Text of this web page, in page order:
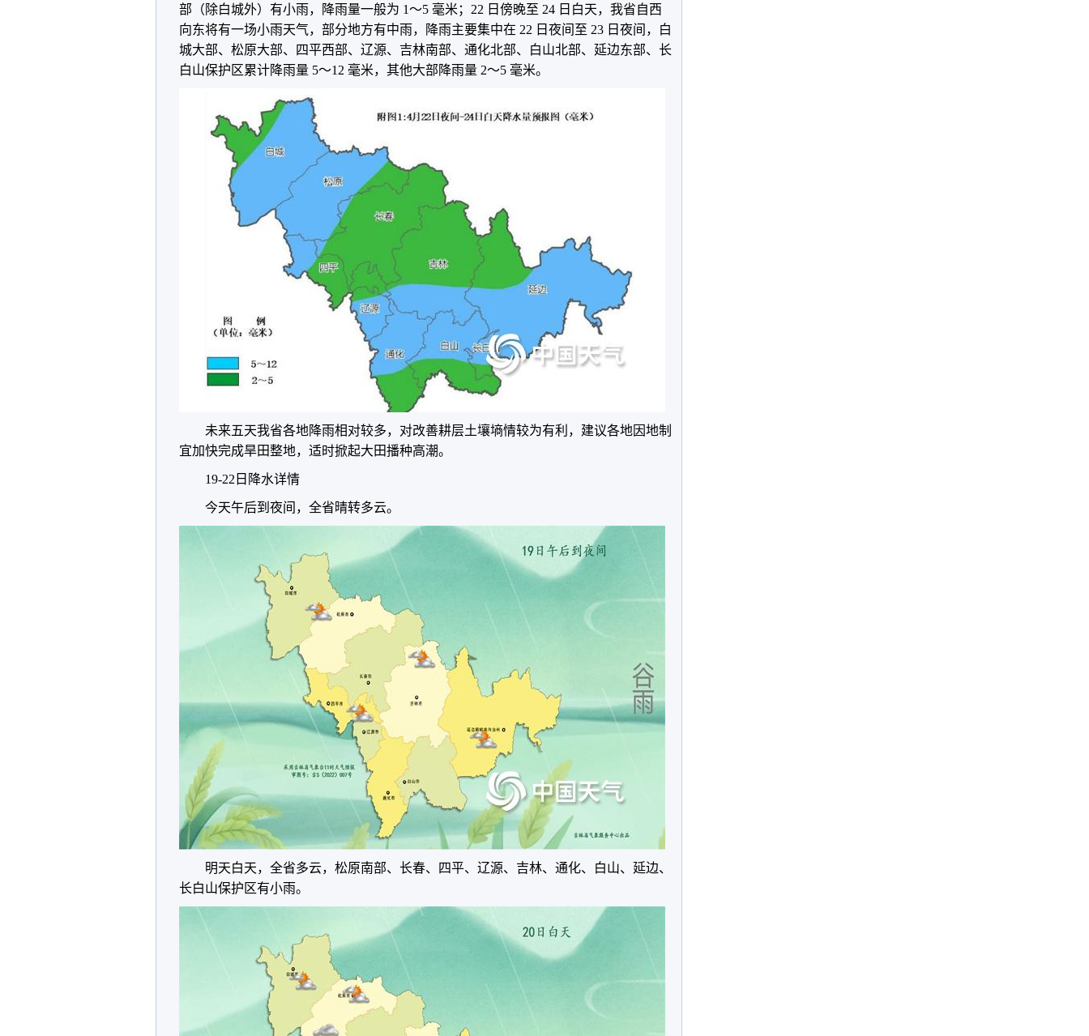
部（除白城外）有小雨，降雨量一般为 1～5 毫米；22 日傍晚至 24 日白天，我省自西
向东将有一场小雨天气，部分地方有中雨，降雨主要集中在 22 日夜间至 23 日夜间，白
城大部、松原大部、四平西部、辽源、吉林南部、通化北部、白山北部、延边东部、长
白山保护区累计降雨量 5～12 毫米，其他大部降雨量 2～5 毫米。
未来五天我省各地降雨相对较多，对改善耕层土壤墒情较为有利，建议各地因地制
宜加快完成旱田整地，适时掀起大田播种高潮。
19-22日降水详情
今天午后到夜间，全省晴转多云。
明天白天，全省多云，松原南部、长春、四平、辽源、吉林、通化、白山、延边、
长白山保护区有小雨。